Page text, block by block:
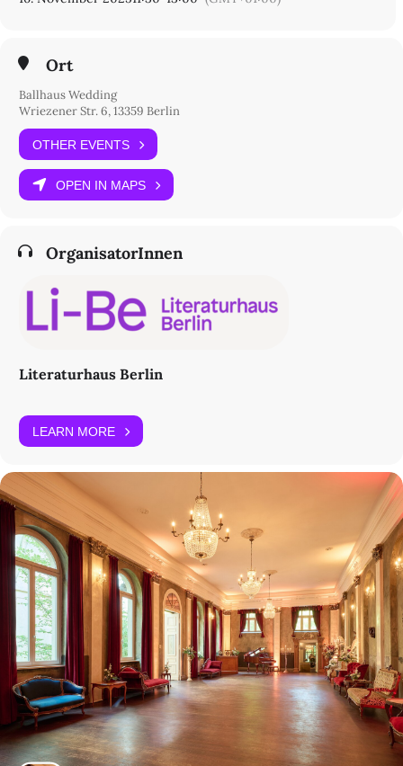
Ort
Ballhaus Wedding
Wriezener Str. 6, 13359 Berlin
OTHER EVENTS
OPEN IN MAPS
OrganisatorInnen
Literaturhaus Berlin
LEARN MORE